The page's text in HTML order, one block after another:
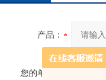
产品：
您的单位：